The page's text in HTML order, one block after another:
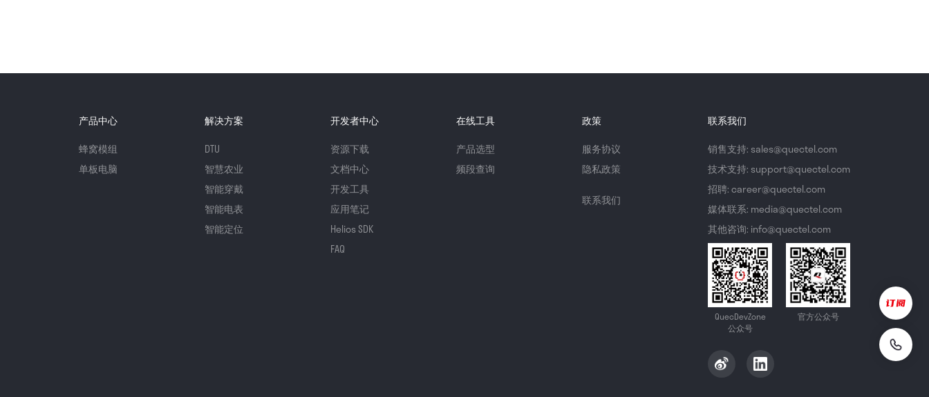
产品中心
蜂窝模组
单板电脑
解决方案
DTU
智慧农业
智能穿戴
智能电表
智能定位
开发者中心
资源下载
文档中心
开发工具
应用笔记
Helios SDK
FAQ
在线工具
产品选型
频段查询
政策
服务协议
隐私政策
联系我们
联系我们
销售支持: sales@quectel.com
技术支持: support@quectel.com
招聘: career@quectel.com
媒体联系: media@quectel.com
其他咨询: info@quectel.com
QuecDevZone
公众号
官方公众号